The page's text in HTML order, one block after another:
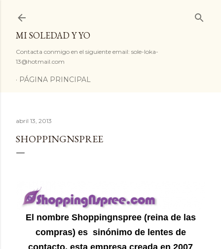
MI SOLEDAD Y YO
Contacta conmigo en el siguiente email: sole-loka-
13@hotmail.com
PÁGINA PRINCIPAL
abril 13, 2013
SHOPPINGNSPREE
El nombre Shoppingnspree (reina de las
compras) es sinónimo de lentes de
contacto, esta empresa creada en 2007